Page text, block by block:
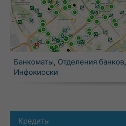
Банкоматы, Отделения банков,
Инфокиоски
Кредиты